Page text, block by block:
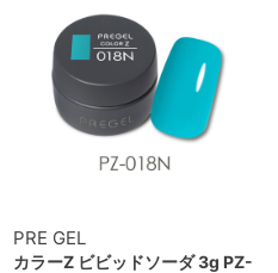
PRE GEL
カラーZ ビビッドソーダ 3g PZ-